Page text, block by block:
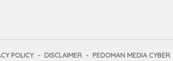
POLICY DISCLAIMER PEDOMAN MEDIA CYBER